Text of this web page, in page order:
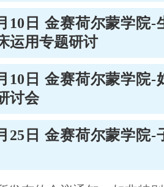
10日 金赛荷尔蒙学院-
运用专题研讨
10日 金赛荷尔蒙学院-
讨会
25日 金赛荷尔蒙学院-